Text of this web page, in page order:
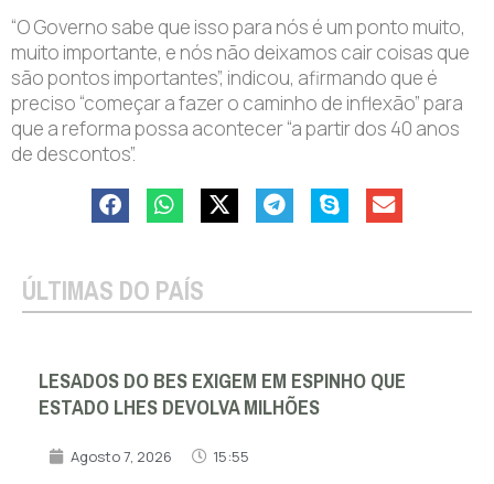
“O Governo sabe que isso para nós é um ponto muito,
muito importante, e nós não deixamos cair coisas que
são pontos importantes”, indicou, afirmando que é
preciso “começar a fazer o caminho de inflexão” para
que a reforma possa acontecer “a partir dos 40 anos
de descontos”.
ÚLTIMAS DO PAÍS
LESADOS DO BES EXIGEM EM ESPINHO QUE
ESTADO LHES DEVOLVA MILHÕES
Agosto 7, 2026 15:55